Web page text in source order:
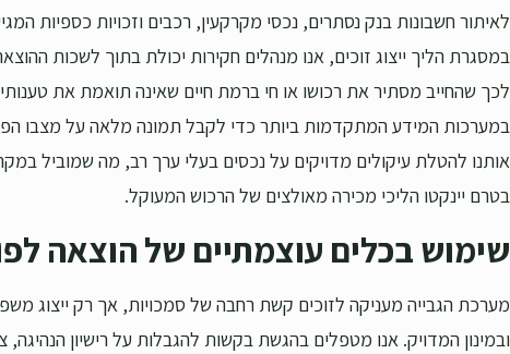
לאיתור חשבונות בנק נסתרים, נכסי מקרקעין, רכבים וזכויות כספיות
במסגרת הליך ייצוג זוכים, אנו מנהלים חקירות יכולת בתוך לשכות
לכך שהחייב מסתיר את רכושו או חי ברמת חיים שאינה תואמת את
במערכות המידע המתקדמות ביותר כדי לקבל תמונה מלאה על מצבו
אותנו להטלת עיקולים מדויקים על נכסים בעלי ערך רב, מה שמוביל
בטרם יינקטו הליכי מכירה מאולצים של הרכוש המעוקל.
שימוש בכלים עוצמתיים של הוצאה
מערכת הגבייה מעניקה לזוכים קשת רחבה של סמכויות, אך רק ייצוג
ובמינון המדויק. אנו מטפלים בהגשת בקשות להגבלות על רישיון הנהיגה,